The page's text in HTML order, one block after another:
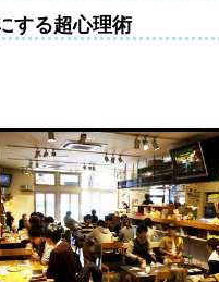
する超心理術